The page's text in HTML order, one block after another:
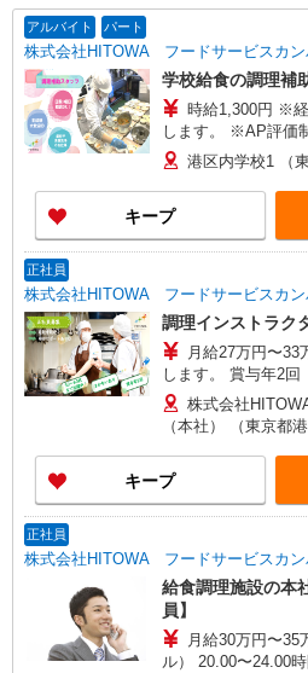
アルバイト パート
株式会社HITOWA フードサービスカン
学校給食の調理補
時給1,300円 ※経験によりスタート時給は変動
します。 ※AP評価
り時給を見直しま
志）：あり 年2回
港区内学校1 （
キープ
正社員
株式会社HITOWA フードサービスカン
調理インストラク
月給27万円〜33万円 給与は経験に応
します。 賞与年2回
株式会社
（本社） （東京都
キープ
正社員
株式会社HITOWA フードサービスカン
給食調理施設の本
員】
月給30万円〜35
ル） 20.00〜24.00